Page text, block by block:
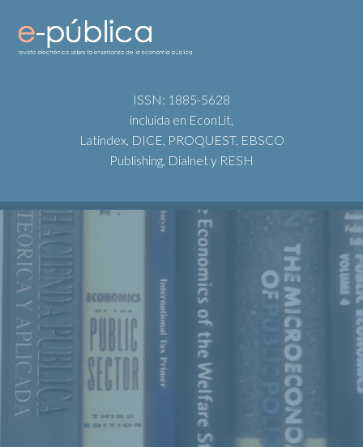
ISSN: 1885-5628
incluida en EconLit,
Latindex, DICE, PROQUEST, EBSCO
Publishing, Dialnet y RESH